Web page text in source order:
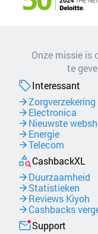
Onze missie is
te
Interessant
Electronica
Nieuwste
Energie
Telecom
CashbackXL
Duurzaamheid
Statistieken
Reviews Kiyoh
Cashbacks
Support